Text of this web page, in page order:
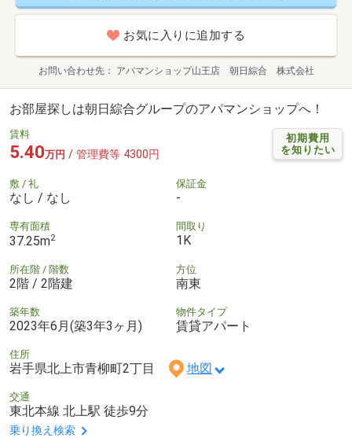
お気に入りに追加する
お問い合わせ先 アパマンショップ山王店 朝日綜合 株式会社
お部屋探しは朝日綜合グループのアパマンショップへ！
初期費用
を知りたい
賃料
5.40万円 / 管理費等 4300円
敷 / 礼
なし / なし
保証金
-
専有面積
37.25m2
間取り
1K
所在階 / 階数
2階 / 2階建
方位
南東
築年数
2023年6月(築3年3ヶ月)
物件タイプ
賃貸アパート
住所
岩手県北上市青柳町2丁目 地図
交通
東北本線 北上駅 徒歩9分
乗り換え検索